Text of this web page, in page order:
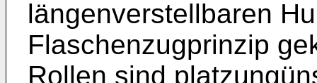
längenverstellbaren
Flaschenzugprinzip
Rollen sind